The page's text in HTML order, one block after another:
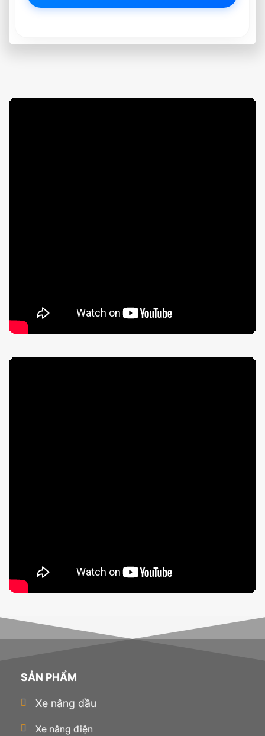
SẢN PHẨM
Xe nâng dầu
Xe nâng điện